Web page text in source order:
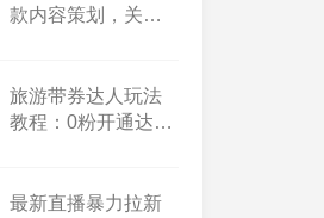
款内容策划，关于
旅游带券达人玩法
教程：0粉开通达人
最新直播暴力拉新